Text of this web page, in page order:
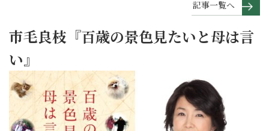
記事一覧へ
市毛良枝『百歳の景色見たいと母は言
い』